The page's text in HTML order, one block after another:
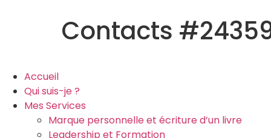
Contacts
Accueil
Qui suis-je ?
Mes Services
Marque personnelle et écriture d’un livre
Leadership et Formation